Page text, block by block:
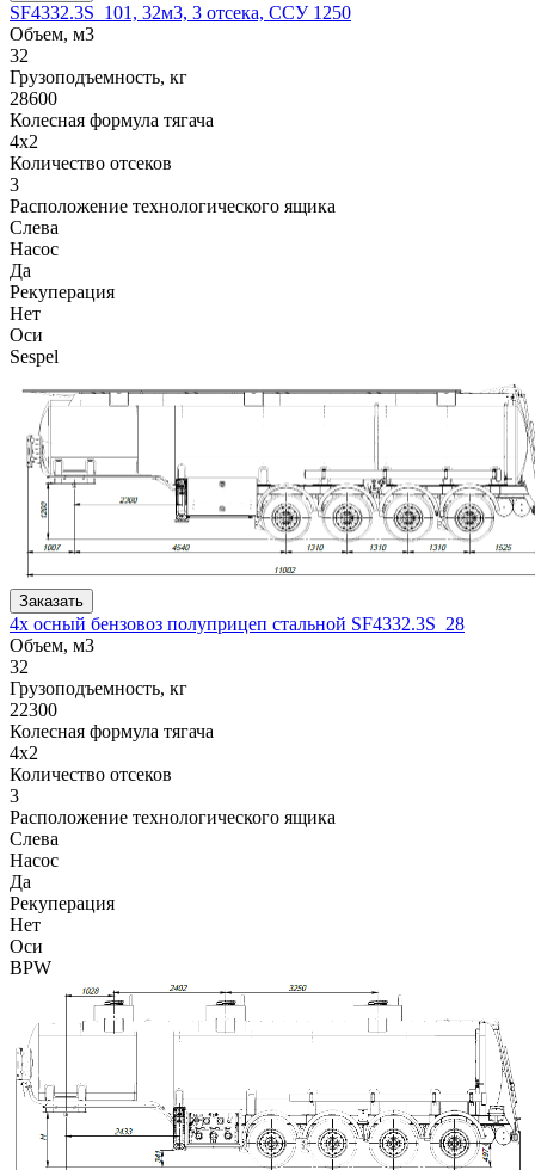
SF4332.3S_101, 32м3, 3 отсека, ССУ 1250
Объем, м3
32
Грузоподъемность, кг
28600
Колесная формула тягача
4x2
Количество отсеков
3
Расположение технологического ящика
Слева
Насос
Да
Рекуперация
Нет
Оси
Sespel
Заказать
4х осный бензовоз полуприцеп стальной SF4332.3S_28
Объем, м3
32
Грузоподъемность, кг
22300
Колесная формула тягача
4x2
Количество отсеков
3
Расположение технологического ящика
Слева
Насос
Да
Рекуперация
Нет
Оси
BPW